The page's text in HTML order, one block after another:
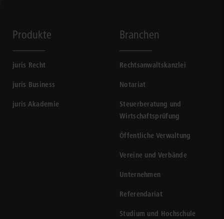
Produkte
juris Recht
juris Business
juris Akademie
Branchen
Rechtsanwaltskanzlei
Notariat
Steuerberatung und
Wirtschaftsprüfung
Öffentliche Verwaltung
Vereine und Verbände
Unternehmen
Referendariat
Studium und Hochschule